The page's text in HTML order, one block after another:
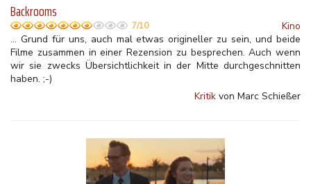
Backrooms
7/10
Kino
... Grund für uns, auch mal etwas origineller zu sein, und beide
Filme zusammen in einer Rezension zu besprechen. Auch wenn
wir sie zwecks Übersichtlichkeit in der Mitte durchgeschnitten
haben. ;-)
Kritik von Marc Schießer